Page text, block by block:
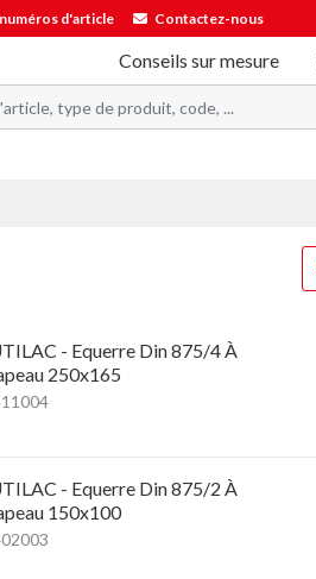
d'article Contactez-nous
Conseils sur mesure
- Equerre Din 875/4 À
250x165
- Equerre Din 875/2 À
150x100